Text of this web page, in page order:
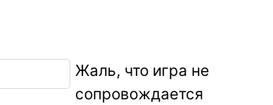
Жаль, что игра не
сопровождается